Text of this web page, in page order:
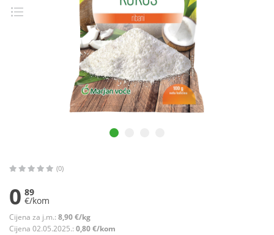
(0)
0 89
€/kom
Cijena za j.m.: 8,90 €/kg
Cijena 02.05.2025.: 0,80 €/kom